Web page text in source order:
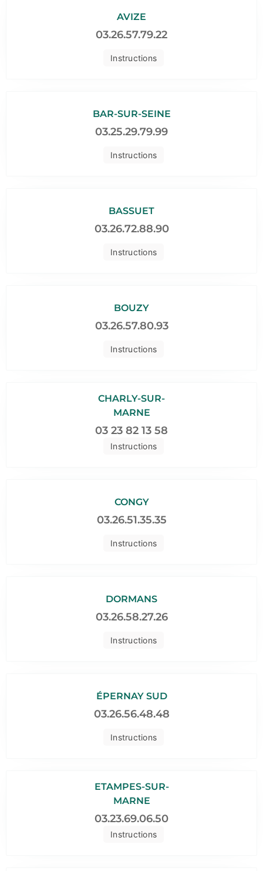
Instructions
AVIZE
03.26.57.79.22
Instructions
BAR-SUR-SEINE
03.25.29.79.99
Instructions
BASSUET
03.26.72.88.90
Instructions
BOUZY
03.26.57.80.93
Instructions
CHARLY-SUR-
MARNE
03 23 82 13 58
Instructions
CONGY
03.26.51.35.35
Instructions
DORMANS
03.26.58.27.26
Instructions
ÉPERNAY SUD
03.26.56.48.48
Instructions
ETAMPES-SUR-
MARNE
03.23.69.06.50